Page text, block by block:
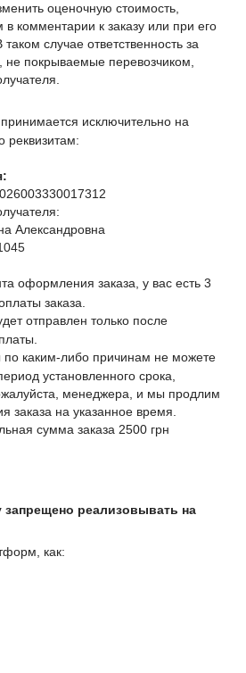
оценочную стоимость,
комментарии к заказу или при его
случае ответственность за
не покрываемые перевозчиком,
исключительно на
реквизитам:
Александровна
оформления заказа, у вас есть 3
заказа.
отправлен только после
по каким-либо причинам не можете
установленного срока,
менеджера, и мы продлим
заказа на указанное время.
сумма заказа 2500 грн
запрещено реализовывать на
как: